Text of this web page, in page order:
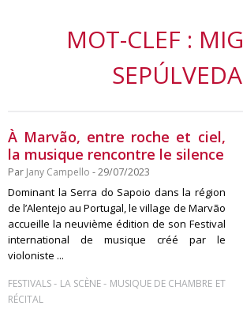
MOT-CLEF :
SEPÚLVEDA
À Marvão, entre roche et ciel,
la musique rencontre le silence
Par Jany Campello - 29/07/2023
Dominant la Serra do Sapoio dans la région
de l’Alentejo au Portugal, le village de Marvão
accueille la neuvième édition de son Festival
international de musique créé par le
violoniste ...
FESTIVALS- LA SCÈNE- MUSIQUE DE CHAMBRE ET
RÉCITAL